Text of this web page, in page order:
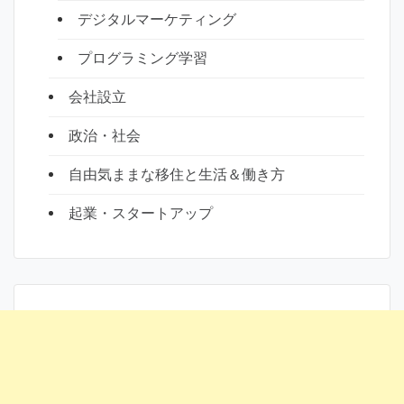
デジタルマーケティング
プログラミング学習
会社設立
政治・社会
自由気ままな移住と生活＆働き方
起業・スタートアップ